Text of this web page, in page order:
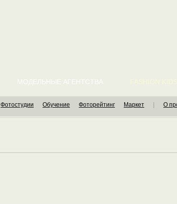
МОДЕЛЬНЫЕ АГЕНТСТВА
Фотостудии Обучение Фоторейтинг Маркет О